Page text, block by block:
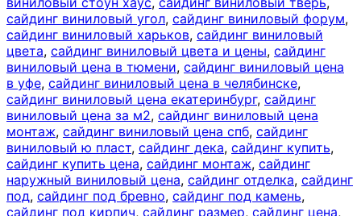
сайдинг виниловый угол, сайдинг виниловый форум,
сайдинг виниловый харьков, сайдинг виниловый
цвета, сайдинг виниловый цвета и цены, сайдинг
виниловый цена в тюмени, сайдинг виниловый цена
в уфе, сайдинг виниловый цена в челябинске,
сайдинг виниловый цена екатеринбург, сайдинг
виниловый цена за м2, сайдинг виниловый цена
монтаж, сайдинг виниловый цена спб, сайдинг
виниловый ю пласт, сайдинг дека, сайдинг купить,
сайдинг купить цена, сайдинг монтаж, сайдинг
наружный виниловый цена, сайдинг отделка, сайдинг
под, сайдинг под бревно, сайдинг под камень,
сайдинг под кирпич, сайдинг размер, сайдинг цена,